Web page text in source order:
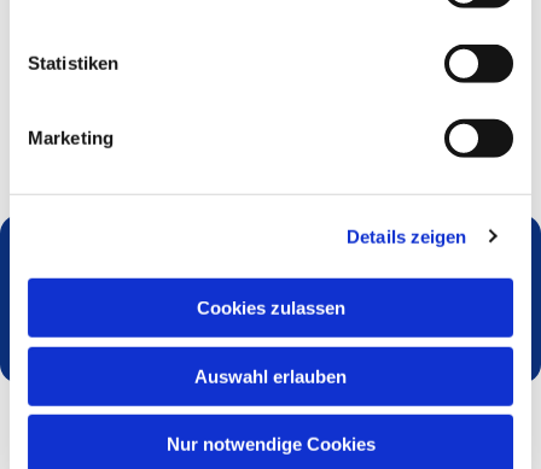
Statistiken
Marketing
Details zeigen
Cookies zulassen
Auswahl erlauben
Nur notwendige Cookies
Dies könnte Sie auch interessieren